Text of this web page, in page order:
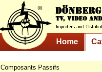
Home
Composants Passifs